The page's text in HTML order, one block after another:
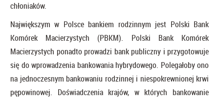
chłoniaków.
Największym w Polsce bankiem rodzinnym jest Polski Bank
Komórek Macierzystych (PBKM). Polski Bank Komórek
Macierzystych ponadto prowadzi bank publiczny i przygotowuje
się do wprowadzenia bankowania hybrydowego. Polegałoby ono
na jednoczesnym bankowaniu rodzinnej i niespokrewnionej krwi
pępowinowej. Doświadczenia krajów, w których bankowanie